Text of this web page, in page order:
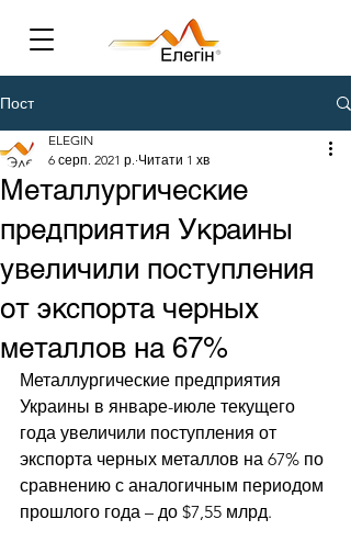
Пост
Металлургические
предприятия Украины
увеличили поступления
от экспорта черных
металлов на 67%
ELEGIN
6 серп. 2021 р. Читати 1 хв
Металлургические предприятия
Украины в январе-июле текущего
года увеличили поступления от
экспорта черных металлов на 67% по
сравнению с аналогичным периодом
прошлого года – до $7,55 млрд.